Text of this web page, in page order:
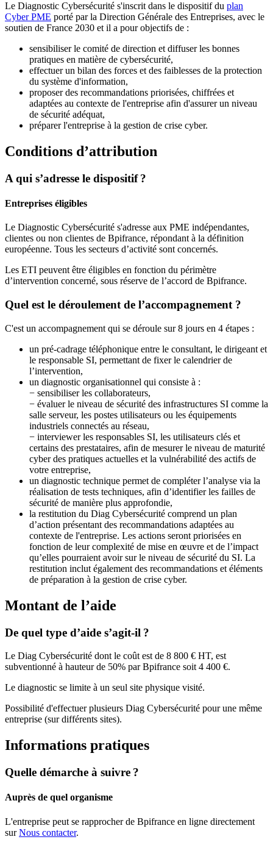
Le Diagnostic Cybersécurité s'inscrit dans le dispositif du plan
Cyber PME porté par la Direction Générale des Entreprises, avec le
soutien de France 2030 et il a pour objectifs de :
sensibiliser le comité de direction et diffuser les bonnes
pratiques en matière de cybersécurité,
effectuer un bilan des forces et des faiblesses de la protection
du système d'information,
proposer des recommandations priorisées, chiffrées et
adaptées au contexte de l'entreprise afin d'assurer un niveau
de sécurité adéquat,
préparer l'entreprise à la gestion de crise cyber.
Conditions d’attribution
A qui s’adresse le dispositif ?
Entreprises éligibles
Le Diagnostic Cybersécurité s'adresse aux PME indépendantes,
clientes ou non clientes de Bpifrance, répondant à la définition
européenne. Tous les secteurs d’activité sont concernés.
Les ETI peuvent être éligibles en fonction du périmètre
d’intervention concerné, sous réserve de l’accord de Bpifrance.
Quel est le déroulement de l’accompagnement ?
C'est un accompagnement qui se déroule sur 8 jours en 4 étapes :
un pré-cadrage téléphonique entre le consultant, le dirigeant et
le responsable SI, permettant de fixer le calendrier de
l’intervention,
un diagnostic organisationnel qui consiste à :
− sensibiliser les collaborateurs,
− évaluer le niveau de sécurité des infrastructures SI comme la
salle serveur, les postes utilisateurs ou les équipements
industriels connectés au réseau,
− interviewer les responsables SI, les utilisateurs clés et
certains des prestataires, afin de mesurer le niveau de maturité
cyber des pratiques actuelles et la vulnérabilité des actifs de
votre entreprise,
un diagnostic technique permet de compléter l’analyse via la
réalisation de tests techniques, afin d’identifier les failles de
sécurité de manière plus approfondie,
la restitution du Diag Cybersécurité comprend un plan
d’action présentant des recommandations adaptées au
contexte de l'entreprise. Les actions seront priorisées en
fonction de leur complexité de mise en œuvre et de l’impact
qu’elles pourraient avoir sur le niveau de sécurité du SI. La
restitution inclut également des recommandations et éléments
de préparation à la gestion de crise cyber.
Montant de l’aide
De quel type d’aide s’agit-il ?
Le Diag Cybersécurité dont le coût est de 8 800 € HT, est
subventionné à hauteur de 50% par Bpifrance soit 4 400 €.
Le diagnostic se limite à un seul site physique visité.
Possibilité d'effectuer plusieurs Diag Cybersécurité pour une même
entreprise (sur différents sites).
Informations pratiques
Quelle démarche à suivre ?
Auprès de quel organisme
L'entreprise peut se rapprocher de Bpifrance en ligne directement
surNous contacter.